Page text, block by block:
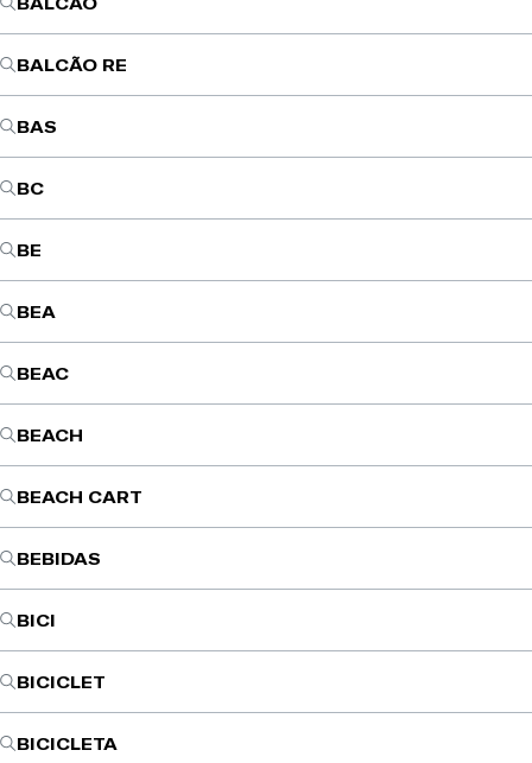
BALCÃO RE
BAS
BC
BE
BEA
BEAC
BEACH
BEACH CART
BEBIDAS
BICI
BICICLET
BICICLETA